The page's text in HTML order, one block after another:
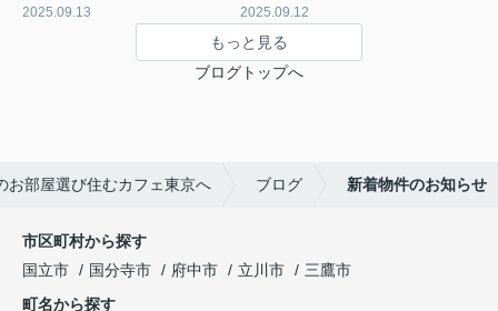
2025.09.13 2025.09.12
もっと見る
ブログトップへ
お部屋選び住むカフェ東京へ ブログ 新着物件のお知らせ
市区町村から探す
国立市
国分寺市 府中市 立川市
三鷹市
町名から探す